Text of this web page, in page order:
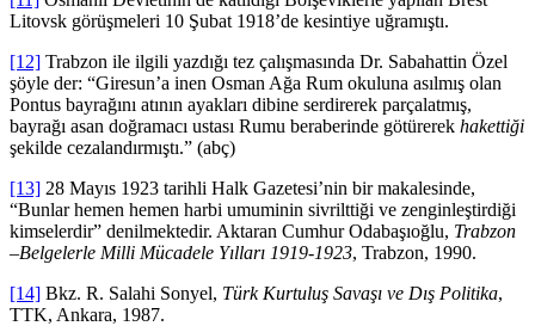
Litovsk görüşmeleri 10 Şubat 1918’de kesintiye uğramıştı.
[12] Trabzon ile ilgili yazdığı tez çalışmasında Dr. Sabahattin Özel
şöyle der: “Giresun’a inen Osman Ağa Rum okuluna asılmış olan
Pontus bayrağını atının ayakları dibine serdirerek parçalatmış,
bayrağı asan doğramacı ustası Rumu beraberinde götürerek hakettiği
şekilde cezalandırmıştı.” (abç)
[13] 28 Mayıs 1923 tarihli Halk Gazetesi’nin bir makalesinde,
“Bunlar hemen hemen harbi umuminin sivrilttiği ve zenginleştirdiği
kimselerdir” denilmektedir. Aktaran Cumhur Odabaşıoğlu, Trabzon
–Belgelerle Milli Mücadele Yılları 1919-1923, Trabzon, 1990.
[14] Bkz. R. Salahi Sonyel, Türk Kurtuluş Savaşı ve Dış Politika,
TTK, Ankara, 1987.